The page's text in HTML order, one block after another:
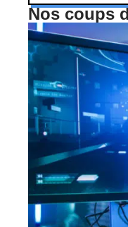
Nos coups